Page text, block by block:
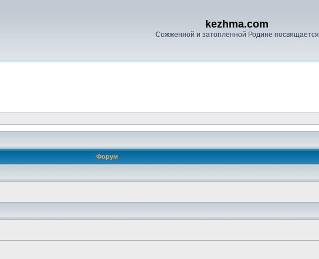
kezhma.com
Сожженной и затопленной Родине посвящается
Форум